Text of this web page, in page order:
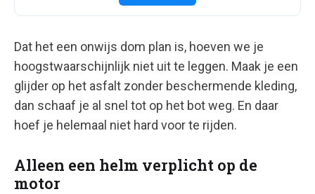
Dat het een onwijs dom plan is, hoeven we je
hoogstwaarschijnlijk niet uit te leggen. Maak je een
glijder op het asfalt zonder beschermende kleding,
dan schaaf je al snel tot op het bot weg. En daar
hoef je helemaal niet hard voor te rijden.
Alleen een helm verplicht op de
motor